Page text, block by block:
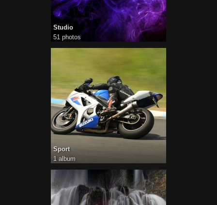
Studio
51 photos
Sport
1 album